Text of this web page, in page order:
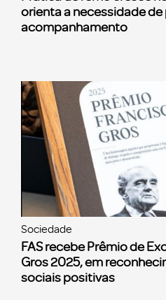
orienta a necessidade
acompanhamento
Sociedade
FAS recebe Prêmio de
Gros 2025, em
sociais positivas